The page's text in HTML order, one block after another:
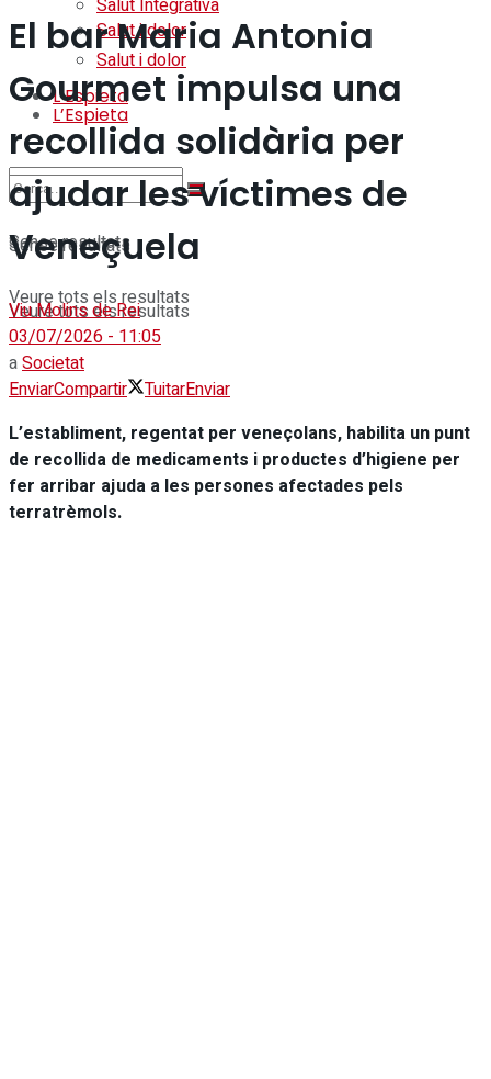
Salut i dolor
L’Espieta
Sense resultats
Veure tots els resultats
Salut Integrativa
Salut i dolor
L’Espieta
Sense resultats
Veure tots els resultats
El bar Maria Antonia
Gourmet impulsa una
recollida solidària per
ajudar les víctimes de
Veneçuela
Viu Molins de Rei
03/07/2026 - 11:05
aSocietat
EnviarCompartir TuitarEnviar
L’establiment, regentat per veneçolans, habilita un punt
de recollida de medicaments i productes d’higiene per
fer arribar ajuda a les persones afectades pels
terratrèmols.